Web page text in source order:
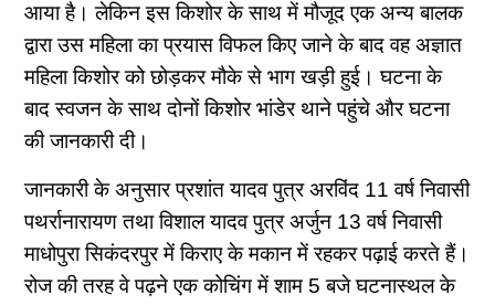
आया है।लेकिन इस किशोर के साथ में मौजूद एक अन्य बालक
द्वारा उस महिला का प्रयास विफल किए जाने के बाद वह अज्ञात
महिला किशोर को छोड़कर मौके से भाग खड़ी हुई। घटना के
बाद स्वजन के साथ दोनों किशोर भांडेर थाने पहुंचे और घटना
की जानकारी दी।
जानकारी के अनुसार प्रशांत यादव पुत्र अरविंद 11 वर्ष निवासी
पथर्रानारायण तथा विशाल यादव पुत्र अर्जुन 13 वर्ष निवासी
माधोपुरा सिकंदरपुर में किराए के मकान में रहकर पढ़ाई करते हैं।
रोज की तरह वे पढ़ने एक कोचिंग में शाम 5 बजे घटनास्थल के